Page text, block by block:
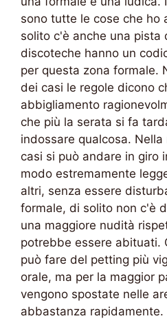
sono tutte le cose che ho
solito c'è anche una pista
discoteche hanno un
per questa zona formale.
dei casi le regole dicono
abbigliamento
che più la serata si fa
indossare qualcosa.
casi si può andare in giro
modo estremamente
altri, senza essere
formale, di solito non c'è
una maggiore nudità
potrebbe essere abituati.
può fare del petting più
orale, ma per la maggior
vengono spostate nelle
abbastanza rapidamente.